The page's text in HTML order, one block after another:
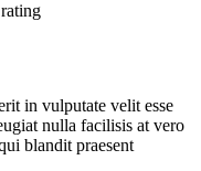
in vulputate velit esse
nulla facilisis at vero
blandit praesent